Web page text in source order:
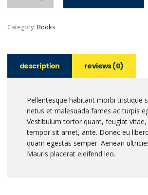
Category: Books
description reviews (0)
Pellentesque habitant morbi tristique
netus et malesuada fames ac turpis
Vestibulum tortor quam, feugiat
tempor sit amet, ante. Donec eu
quam egestas semper. Aenean
Mauris placerat eleifend leo.